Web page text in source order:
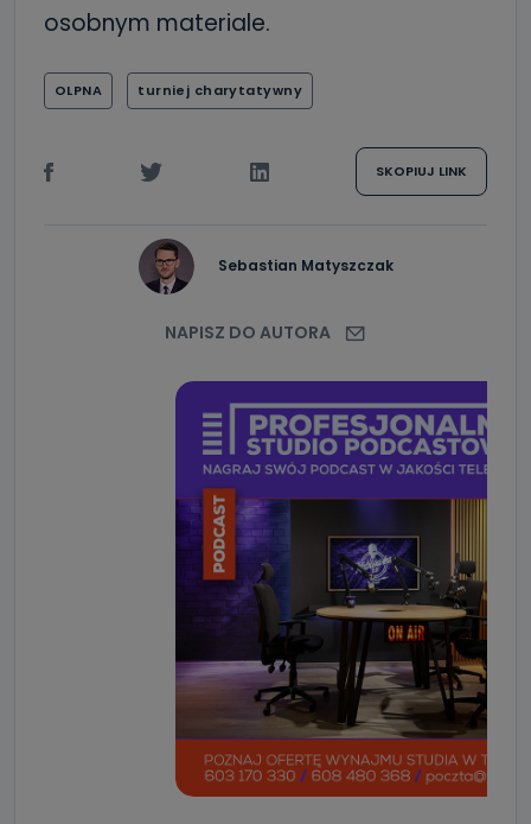
osobnym materiale.
OLPNA turniej charytatywny
SKOPIUJ LINK
Sebastian Matyszczak
NAPISZ DO AUTORA